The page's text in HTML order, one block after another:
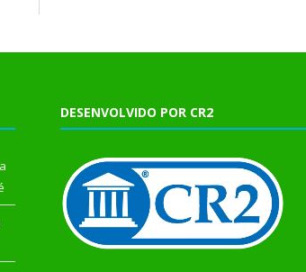
DESENVOLVIDO POR CR2